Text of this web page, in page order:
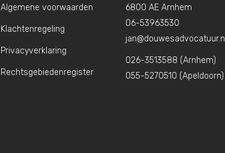
Algemene voorwaarden
Klachtenregeling
Privacyverklaring
Rechtsgebiedenregister
6800 AE Arnhem
06-53963530
jan@douwesadvocatuur.nl
026-3513588 (Arnhem)
055-5270510 (Apeldoorn)